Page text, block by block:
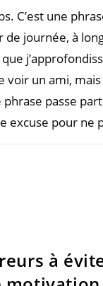
C’est une
de journée, à
voir un ami, mais
phrase passe
excuse pour ne
à